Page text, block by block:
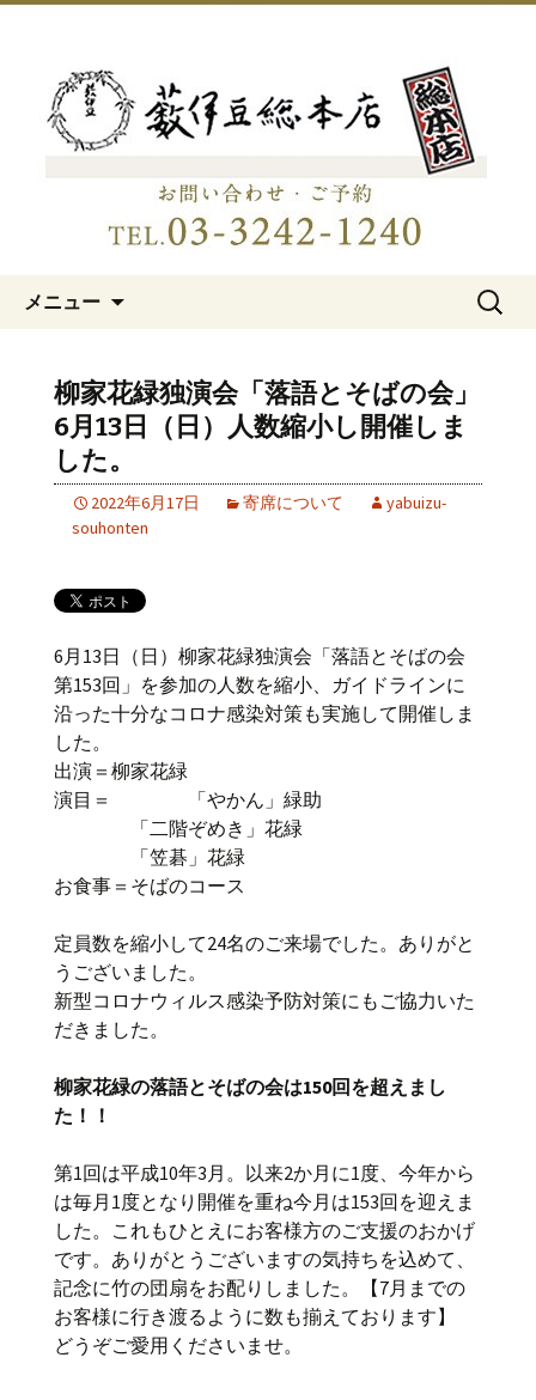
日本橋の老舗蕎麦屋「藪伊豆総
本店」
メニュー
検
柳家花緑独演会「落語とそばの会」
6月13日（日）人数縮小し開催しま
した。
2022年6月17日 寄席について
yabuizu-
souhonten
6月13日（日）柳家花緑独演会「落語とそばの会
第153回」を参加の人数を縮小、ガイドラインに
沿った十分なコロナ感染対策も実施して開催しま
した。
出演＝柳家花緑
演目＝ 「やかん」緑助
「二階ぞめき」花緑
「笠碁」花緑
お食事＝そばのコース
定員数を縮小して24名のご来場でした。ありがと
うございました。
新型コロナウィルス感染予防対策にもご協力いた
だきました。
柳家花緑の落語とそばの会は150回を超えまし
た！！
第1回は平成10年3月。以来2か月に1度、今年から
は毎月1度となり開催を重ね今月は153回を迎えま
した。これもひとえにお客様方のご支援のおかげ
です。ありがとうございますの気持ちを込めて、
記念に竹の団扇をお配りしました。【7月までの
お客様に行き渡るように数も揃えております】
どうぞご愛用くださいませ。